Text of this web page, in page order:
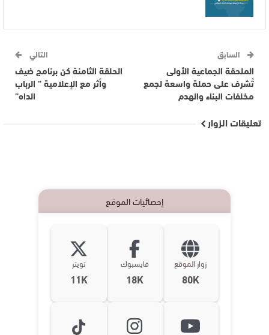
السابق
الملحقة الجماعية الأولى
تُشرف على حملة واسعة لجمع
مخلفات البناء والهدم
التالي
الحلقة الثامنة كن برنامج ضيف
وأثر مع الإعلامية ” الرباب
الداه”
تعليقات الزوار
إحصائيات الموقع
زوار الموقع
80K
فايسبوك
18K
تويتر
11K